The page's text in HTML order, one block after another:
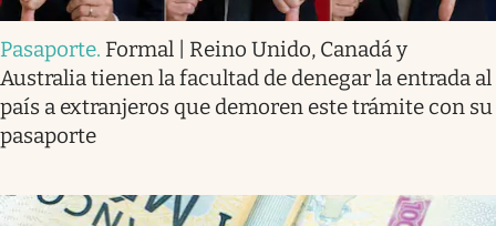
Pasaporte. Formal | Reino Unido, Canadá y
Australia tienen la facultad de denegar la entrada al
país a extranjeros que demoren este trámite con su
pasaporte